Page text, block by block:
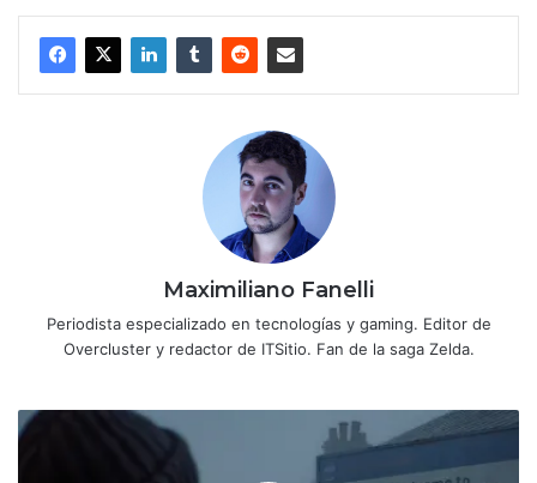
Maximiliano Fanelli
Periodista especializado en tecnologías y gaming. Editor de
Overcluster y redactor de ITSitio. Fan de la saga Zelda.
Silent
Hill: